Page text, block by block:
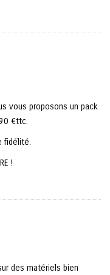
vous proposons un pack
€ttc.
fidélité.
!
des matériels bien